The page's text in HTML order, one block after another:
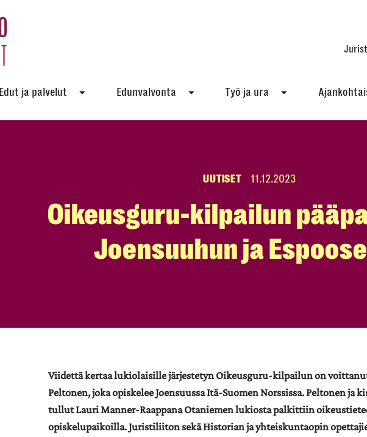
Edut ja palvelut Edunvalvonta Työ ja ura
UUTISET 11.12.2023
Oikeusguru-kilpailun
Joensuuhun ja
Viidettä kertaa lukiolaisille järjestetyn Oikeusguru-kilpailun on
Peltonen, joka opiskelee Joensuussa Itä-Suomen Norssissa. Peltonen ja
tullut Lauri Manner-Raappana Otaniemen lukiosta palkittiin
opiskelupaikoilla. Juristiliiton sekä Historian ja yhteiskuntaopin